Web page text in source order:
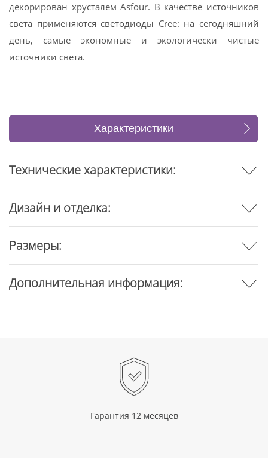
декорирован хрусталем Asfour. В качестве источников
света применяются светодиоды Cree: на сегодняшний
день, самые экономные и экологически чистые
источники света.
Характеристики
Коллекция (6)
Отзывы
Технические характеристики:
Дизайн и отделка:
Размеры:
Дополнительная информация:
Гарантия 12 месяцев